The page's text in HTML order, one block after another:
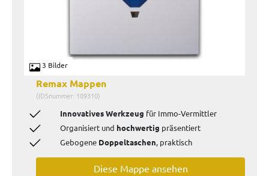
3 Bilder
Remax Mappen
(IDSnummer: 109310)
Innovatives Werkzeug für Immo-Vermittler
Organisiert und hochwertig präsentiert
Gebogene Doppeltaschen, praktisch
Diese Mappe ansehen